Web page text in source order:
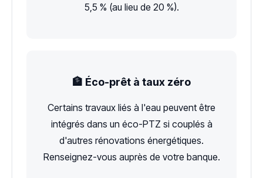
5,5 % (au lieu de 20 %).
🏦 Éco-prêt à taux zéro
Certains travaux liés à l'eau peuvent être
intégrés dans un éco-PTZ si couplés à
d'autres rénovations énergétiques.
Renseignez-vous auprès de votre banque.